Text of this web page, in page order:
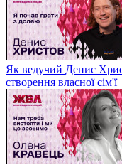
Як ведучий Денис
створення власної сім'ї